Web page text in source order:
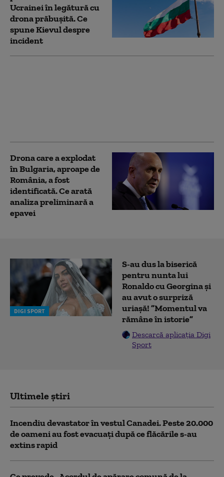
Ucrainei în legătură cu
drona prăbuşită. Ce
spune Kievul despre
incident
Drona care a explodat
în Bulgaria, aproape de
România, a fost
identificată. Ce arată
analiza preliminară a
epavei
DIGI SPORT
S-au dus la biserică
pentru nunta lui
Ronaldo cu Georgina și
au avut o surpriză
uriașă! ”Momentul va
rămâne în istorie”
Descarcă aplicația Digi
Sport
Ultimele știri
Incendiu devastator în vestul Canadei. Peste 20.000
de oameni au fost evacuați după ce flăcările s-au
extins rapid